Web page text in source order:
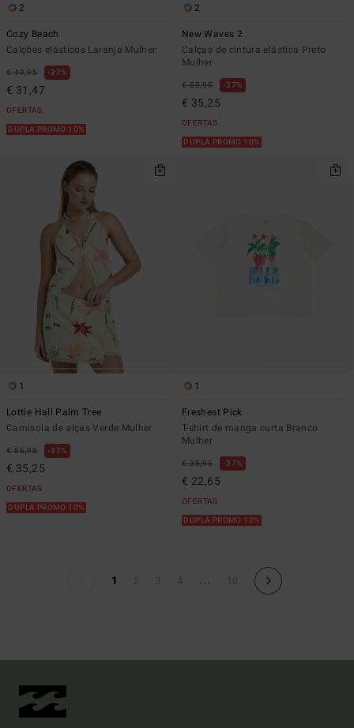
2
Cozy Beach
Calções elásticos Laranja Mulher
€ 49,95 37%
€ 31,47
OFERTAS
DUPLA PROMO 10%
2
New Waves 2
Calças de cintura elástica Preto
Mulher
€ 55,95 37%
€ 35,25
OFERTAS
DUPLA PROMO 10%
1
Lottie Hall Palm Tree
Camisola de alças Verde Mulher
€ 55,95 37%
€ 35,25
OFERTAS
DUPLA PROMO 10%
1
Freshest Pick
T-shirt de manga curta Branco
Mulher
€ 35,95 37%
€ 22,65
OFERTAS
DUPLA PROMO 10%
1 ...